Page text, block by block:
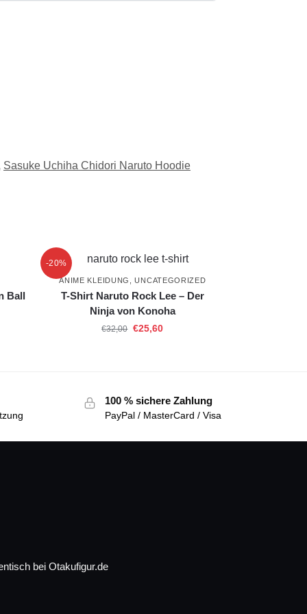
Sasuke Uchiha Chidori Naruto Hoodie
Ball
-20%
ANIME KLEIDUNG ,UNCATEGORIZED
T-Shirt Naruto Rock Lee – Der
Ninja von Konoha
€32,00 €25,60
100 % sichere Zahlung
PayPal / MasterCard / Visa
bei Otakufigur.de